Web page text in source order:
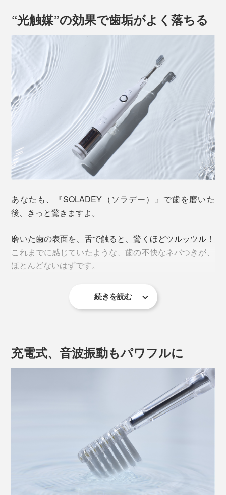
“光触媒”の効果で歯垢がよく落ちる
あなたも、『SOLADEY（ソラデー）』で歯を磨いた
後、きっと驚きますよ。
磨いた歯の表面を、舌で触ると、驚くほどツルッツル！
これまでに感じていたような、歯の不快なネバつきが、
ほとんどないはずです。
あのネバつきの正体こそ、虫歯菌がつくる歯垢（しこ
私たちが食事した後、食べかすから糖質を分解して、ネ
バネバした歯垢をつくります。この歯垢が、虫歯や歯周
病のもとになるのです。
歯垢は水に溶けにくいので、まずは、ブラッシングで取
続きを読む
充電式、音波振動もパワフルに